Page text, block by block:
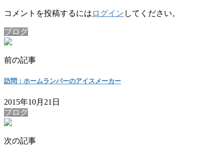
コメントを投稿するには ログイン してください。
ブログ
前の記事
訪問：ホームランバーのアイスメーカー
2015年10月21日
ブログ
次の記事